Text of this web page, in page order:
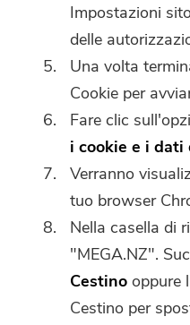
Impostazioni
delle
Una volta
Cookie per
Fare clic
i cookie e i dati
Verranno
tuo browser
Nella casella di
"MEGA.NZ".
Cestinooppure
Cestino per